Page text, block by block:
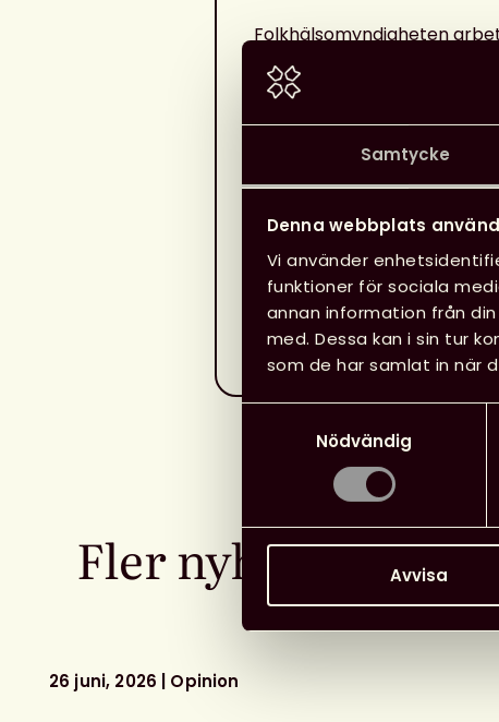
Samtycke
Denna webbplats
Vi använder
funktioner för sociala
annan information från
med. Dessa kan i sin tur
som de har samlat in när
Nödvändig
Avvisa
Folkhälsomyndigheten
att förebygga
minska de negativa
modelleringar,
epidemiologiska analyser
Baserat på deras kunskap
åtgärder anpassade efter
nu högst prioriterat.
Information om covid-19
Folkhälsomyndighetens
Fler nyheter
26 juni, 2026 Opinion